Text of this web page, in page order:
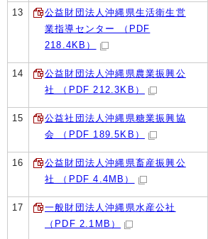
13
公益財団法人沖縄県生活衛生営
業指導センター （PDF
218.4KB）
14
公益財団法人沖縄県農業振興公
社 （PDF 212.3KB）
15
公益社団法人沖縄県糖業振興協
会 （PDF 189.5KB）
16
公益財団法人沖縄県畜産振興公
社 （PDF 4.4MB）
17
一般財団法人沖縄県水産公社
（PDF 2.1MB）